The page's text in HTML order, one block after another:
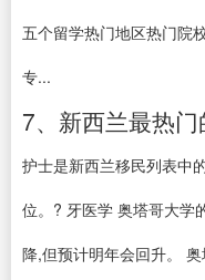
五个留学热门地区热门院
专...
7、新西兰最热
护士是新西兰移民列表中
位。? 牙医学 奥塔哥大学
降,但预计明年会回升。